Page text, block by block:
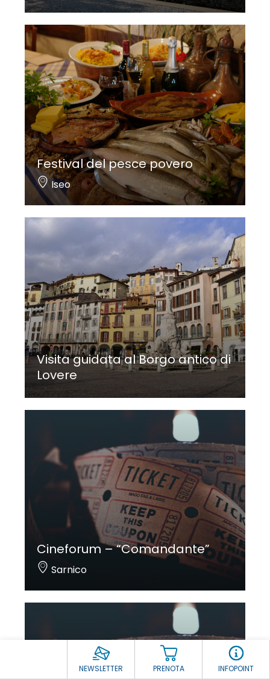
NEWSLETTER PRENOTA INFOPOINT
Festival del pesce povero
Iseo
Visita guidata al Borgo antico di
Lovere
Cineforum – “Comandante”
Sarnico